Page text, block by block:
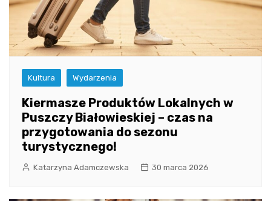
Kultura Wydarzenia
Kiermasze Produktów Lokalnych w
Puszczy Białowieskiej – czas na
przygotowania do sezonu
turystycznego!
Katarzyna Adamczewska 30 marca 2026